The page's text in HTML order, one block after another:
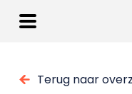
Terug naar